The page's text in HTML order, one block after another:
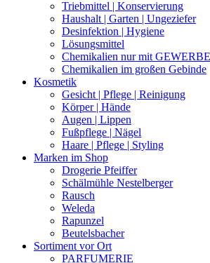
Triebmittel | Konservierung
Haushalt | Garten | Ungeziefer
Desinfektion | Hygiene
Lösungsmittel
Chemikalien nur mit
Chemikalien im großen Gebinde
Kosmetik
Gesicht | Pflege | Reinigung
Körper | Hände
Augen | Lippen
Fußpflege | Nägel
Haare | Pflege | Styling
Marken im Shop
Drogerie Pfeiffer
Schälmühle Nestelberger
Rausch
Weleda
Rapunzel
Beutelsbacher
Sortiment vor Ort
PARFUMERIE